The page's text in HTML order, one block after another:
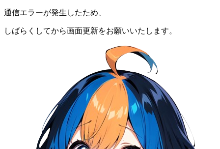
通信エラーが発生したため、
しばらくしてから画面更新をお願いいたします。